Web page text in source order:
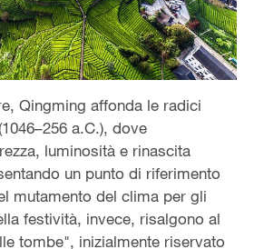
Qingming affonda le radici
a.C.), dove
luminosità e rinascita
un punto di riferimento
mutamento del clima per gli
festività, invece, risalgono al
tombe", inizialmente riservato